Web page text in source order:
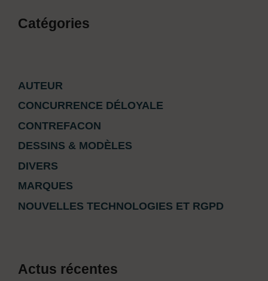
Catégories
AUTEUR
CONCURRENCE DÉLOYALE
CONTREFACON
DESSINS & MODÈLES
DIVERS
MARQUES
NOUVELLES TECHNOLOGIES ET RGPD
Actus récentes